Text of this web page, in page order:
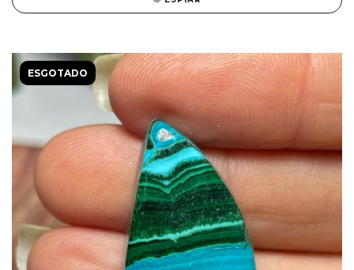
ESGOTADO